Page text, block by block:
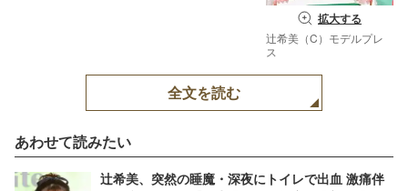
拡大する
辻希美（C）モデルプレ
ス
全文を読む
あわせて読みたい
辻希美、突然の睡魔・深夜にトイレで出血 激痛伴